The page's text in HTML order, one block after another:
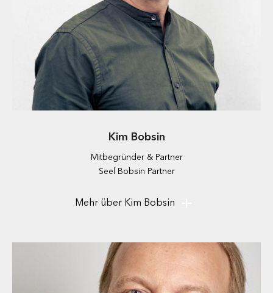
Kim Bobsin
Mitbegründer & Partner
Seel Bobsin Partner
Gunnar Seel geführten Planungsbüros Seel Bobsin Partner. Sbp
den unterschiedlichsten Disziplinen der Innenarchitektur.
Marken und Unternehmen eine eigene individuelle räumliche
und emotionale Identität zu verleihen, ist dabei das primäre
Ziel. Ein besonderer Fokus liegt auf dem Bereich Neue
Mehr über Kim Bobsin